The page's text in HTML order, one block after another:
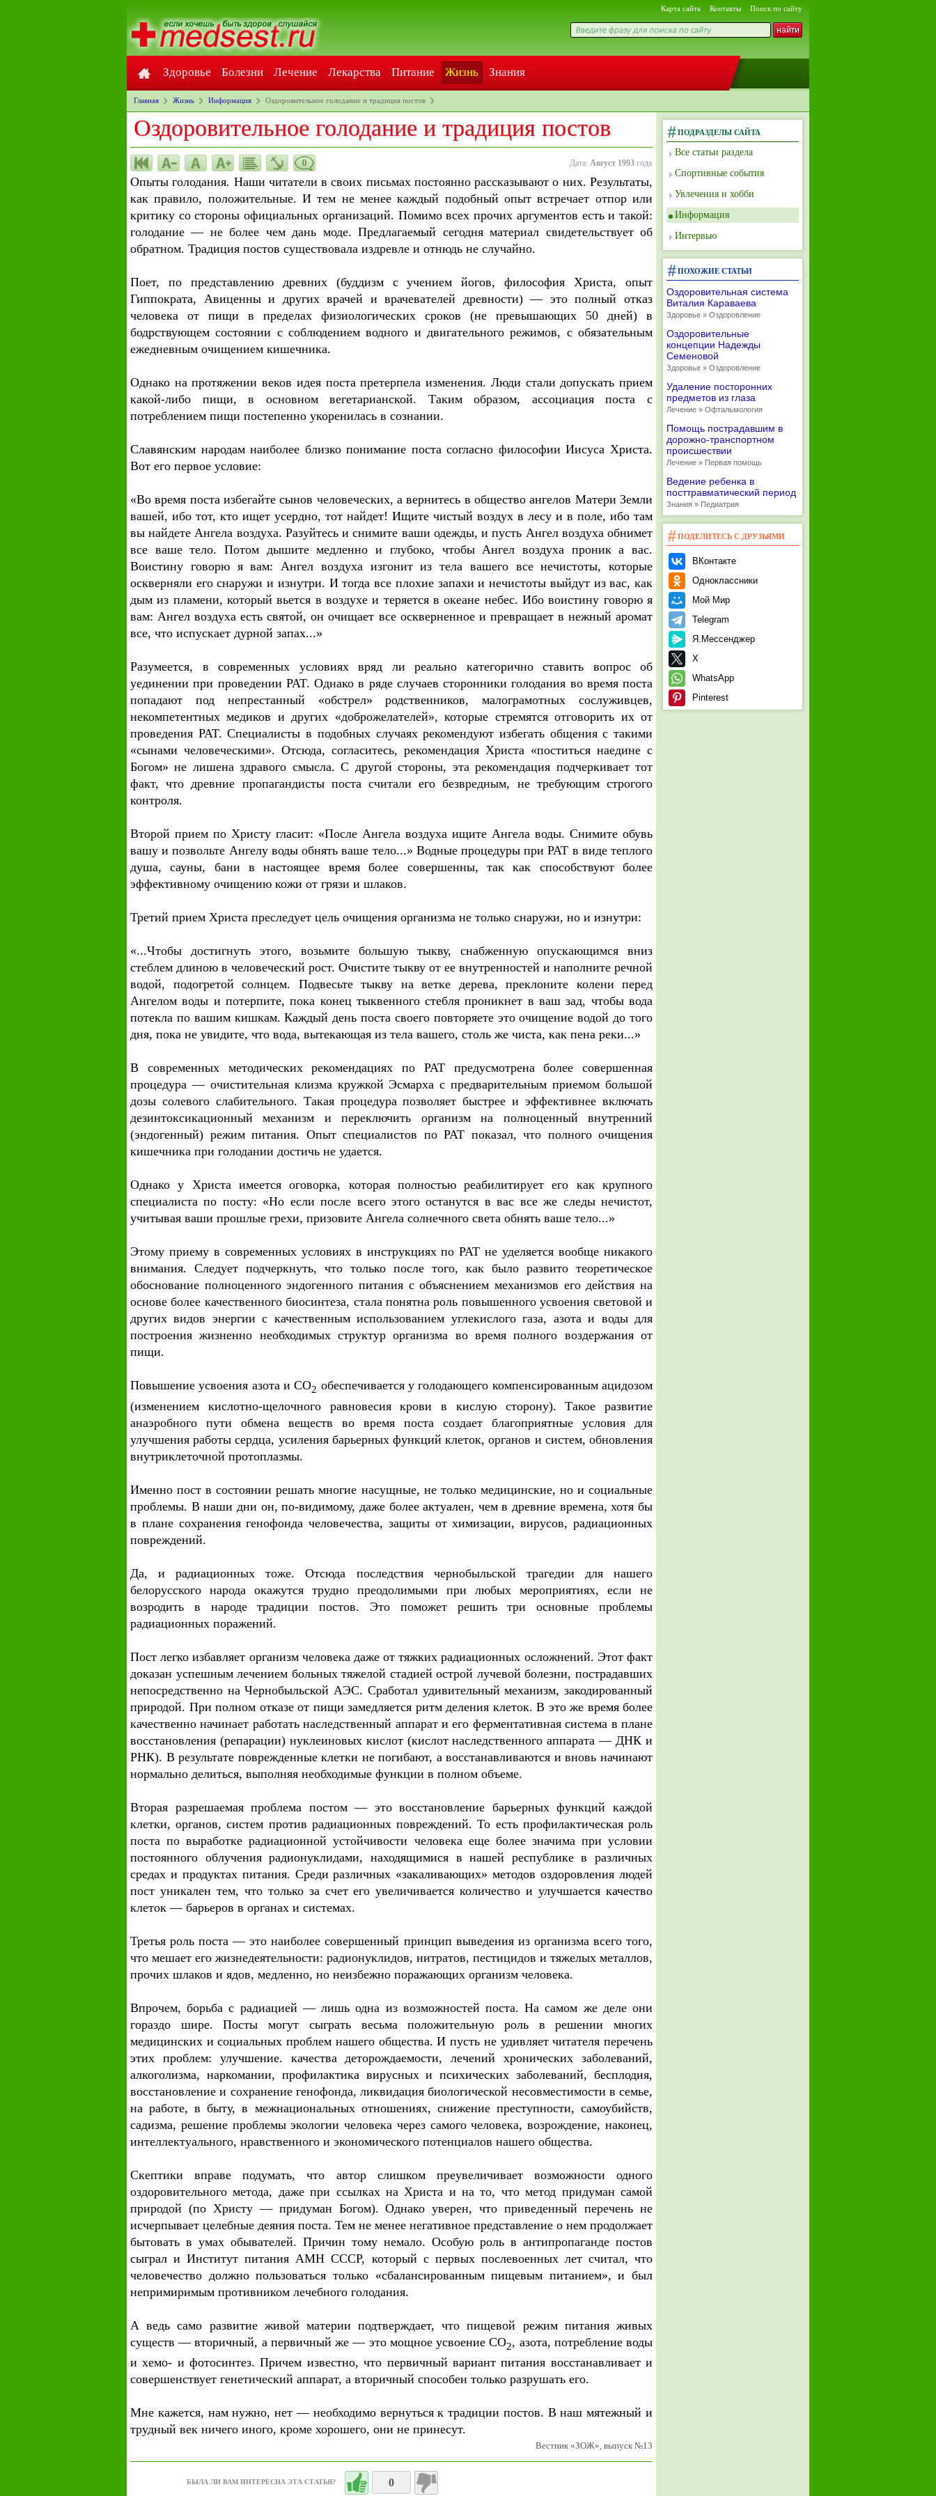
Карта сайта Контакты Поиск по сайту
Здоровье Болезни Лечение Лекарства Питание Жизнь Знания
Главная Жизнь Информация Оздоровительное голодание и традиция постов
Оздоровительное голодание и традиция постов
0 Дата: Август 1993 года
Опыты голодания. Наши читатели в своих письмах постоянно рассказывают о них. Результаты,
как правило, положительные. И тем не менее каждый подобный опыт встречает отпор или
критику со стороны официальных организаций. Помимо всех прочих аргументов есть и такой:
голодание — не более чем дань моде. Предлагаемый сегодня материал свидетельствует об
обратном. Традиция постов существовала издревле и отнюдь не случайно.
Поет, по представлению древних (буддизм с учением йогов, философия Христа, опыт
Гиппократа, Авиценны и других врачей и врачевателей древности) — это полный отказ
человека от пищи в пределах физиологических сроков (не превышающих 50 дней) в
бодрствующем состоянии с соблюдением водного и двигательного режимов, с обязательным
ежедневным очищением кишечника.
Однако на протяжении веков идея поста претерпела изменения. Люди стали допускать прием
какой-либо пищи, в основном вегетарианской. Таким образом, ассоциация поста с
потреблением пищи постепенно укоренилась в сознании.
Славянским народам наиболее близко понимание поста согласно философии Иисуса Христа.
Вот его первое условие:
«Во время поста избегайте сынов человеческих, а вернитесь в общество ангелов Матери Земли
вашей, ибо тот, кто ищет усердно, тот найдет! Ищите чистый воздух в лесу и в поле, ибо там
вы найдете Ангела воздуха. Разуйтесь и снимите ваши одежды, и пусть Ангел воздуха обнимет
все ваше тело. Потом дышите медленно и глубоко, чтобы Ангел воздуха проник а вас.
Воистину говорю я вам: Ангел воздуха изгонит из тела вашего все нечистоты, которые
оскверняли его снаружи и изнутри. И тогда все плохие запахи и нечистоты выйдут из вас, как
дым из пламени, который вьется в воздухе и теряется в океане небес. Ибо воистину говорю я
вам: Ангел воздуха есть святой, он очищает все оскверненное и превращает в нежный аромат
все, что испускает дурной запах...»
Разумеется, в современных условиях вряд ли реально категорично ставить вопрос об
уединении при проведении PAT. Однако в ряде случаев сторонники голодания во время поста
попадают под непрестанный «обстрел» родственников, малограмотных сослуживцев,
некомпетентных медиков и других «доброжелателей», которые стремятся отговорить их от
проведения PAT. Специалисты в подобных случаях рекомендуют избегать общения с такими
«сынами человеческими». Отсюда, согласитесь, рекомендация Христа «поститься наедине с
Богом» не лишена здравого смысла. С другой стороны, эта рекомендация подчеркивает тот
факт, что древние пропагандисты поста считали его безвредным, не требующим строгого
контроля.
Второй прием по Христу гласит: «После Ангела воздуха ищите Ангела воды. Снимите обувь
вашу и позвольте Ангелу воды обнять ваше тело...» Водные процедуры при PAT в виде теплого
душа, сауны, бани в настоящее время более совершенны, так как способствуют более
эффективному очищению кожи от грязи и шлаков.
Третий прием Христа преследует цель очищения организма не только снаружи, но и изнутри:
«...Чтобы достигнуть этого, возьмите большую тыкву, снабженную опускающимся вниз
стеблем длиною в человеческий рост. Очистите тыкву от ее внутренностей и наполните речной
водой, подогретой солнцем. Подвесьте тыкву на ветке дерева, преклоните колени перед
Ангелом воды и потерпите, пока конец тыквенного стебля проникнет в ваш зад, чтобы вода
потекла по вашим кишкам. Каждый день поста своего повторяете это очищение водой до того
дня, пока не увидите, что вода, вытекающая из тела вашего, столь же чиста, как пена реки...»
В современных методических рекомендациях по PAT предусмотрена более совершенная
процедура — очистительная клизма кружкой Эсмарха с предварительным приемом большой
дозы солевого слабительного. Такая процедура позволяет быстрее и эффективнее включать
дезинтоксикационный механизм и переключить организм на полноценный внутренний
(эндогенный) режим питания. Опыт специалистов по PAT показал, что полного очищения
кишечника при голодании достичь не удается.
Однако у Христа имеется оговорка, которая полностью реабилитирует его как крупного
специалиста по посту: «Но если после всего этого останутся в вас все же следы нечистот,
учитывая ваши прошлые грехи, призовите Ангела солнечного света обнять ваше тело...»
Этому приему в современных условиях в инструкциях по PAT не уделяется вообще никакого
внимания. Следует подчеркнуть, что только после того, как было развито теоретическое
обоснование полноценного эндогенного питания с объяснением механизмов его действия на
основе более качественного биосинтеза, стала понятна роль повышенного усвоения световой и
других видов энергии с качественным использованием углекислого газа, азота и воды для
построения жизненно необходимых структур организма во время полного воздержания от
пищи.
Повышение усвоения азота и CO2 обеспечивается у голодающего компенсированным ацидозом
(изменением кислотно-щелочного равновесия крови в кислую сторону). Такое развитие
анаэробного пути обмена веществ во время поста создает благоприятные условия для
улучшения работы сердца, усиления барьерных функций клеток, органов и систем, обновления
внутриклеточной протоплазмы.
Именно пост в состоянии решать многие насущные, не только медицинские, но и социальные
проблемы. В наши дни он, по-видимому, даже более актуален, чем в древние времена, хотя бы
в плане сохранения генофонда человечества, защиты от химизации, вирусов, радиационных
повреждений.
Да, и радиационных тоже. Отсюда последствия чернобыльской трагедии для нашего
белорусского народа окажутся трудно преодолимыми при любых мероприятиях, если не
возродить в народе традиции постов. Это поможет решить три основные проблемы
радиационных поражений.
Пост легко избавляет организм человека даже от тяжких радиационных осложнений. Этот факт
доказан успешным лечением больных тяжелой стадией острой лучевой болезни, пострадавших
непосредственно на Чернобыльской АЭС. Сработал удивительный механизм, закодированный
природой. При полном отказе от пищи замедляется ритм деления клеток. В это же время более
качественно начинает работать наследственный аппарат и его ферментативная система в плане
восстановления (репарации) нуклеиновых кислот (кислот наследственного аппарата — ДНК и
РНК). В результате поврежденные клетки не погибают, а восстанавливаются и вновь начинают
нормально делиться, выполняя необходимые функции в полном объеме.
Вторая разрешаемая проблема постом — это восстановление барьерных функций каждой
клетки, органов, систем против радиационных повреждений. То есть профилактическая роль
поста по выработке радиационной устойчивости человека еще более значима при условии
постоянного облучения радионуклидами, находящимися в нашей республике в различных
средах и продуктах питания. Среди различных «закаливающих» методов оздоровления людей
пост уникален тем, что только за счет его увеличивается количество и улучшается качество
клеток — барьеров в органах и системах.
Третья роль поста — это наиболее совершенный принцип выведения из организма всего того,
что мешает его жизнедеятельности: радионуклидов, нитратов, пестицидов и тяжелых металлов,
прочих шлаков и ядов, медленно, но неизбежно поражающих организм человека.
Впрочем, борьба с радиацией — лишь одна из возможностей поста. На самом же деле они
гораздо шире. Посты могут сыграть весьма положительную роль в решении многих
медицинских и социальных проблем нашего общества. И пусть не удивляет читателя перечень
этих проблем: улучшение. качества деторождаемости, лечений хронических заболеваний,
алкоголизма, наркомании, профилактика вирусных и психических заболеваний, бесплодия,
восстановление и сохранение генофонда, ликвидация биологической несовместимости в семье,
на работе, в быту, в межнациональных отношениях, снижение преступности, самоубийств,
садизма, решение проблемы экологии человека через самого человека, возрождение, наконец,
интеллектуального, нравственного и экономического потенциалов нашего общества.
Скептики вправе подумать, что автор слишком преувеличивает возможности одного
оздоровительного метода, даже при ссылках на Христа и на то, что метод придуман самой
природой (по Христу — придуман Богом). Однако уверен, что приведенный перечень не
исчерпывает целебные деяния поста. Тем не менее негативное представление о нем продолжает
бытовать в умах обывателей. Причин тому немало. Особую роль в антипропаганде постов
сыграл и Институт питания АМН СССР, который с первых послевоенных лет считал, что
человечество должно пользоваться только «сбалансированным пищевым питанием», и был
непримиримым противником лечебного голодания.
А ведь само развитие живой материи подтверждает, что пищевой режим питания живых
существ — вторичный, а первичный же — это мощное усвоение CO2, азота, потребление воды
и хемо- и фотосинтез. Причем известно, что первичный вариант питания восстанавливает и
совершенствует генетический аппарат, а вторичный способен только разрушать его.
Мне кажется, нам нужно, нет — необходимо вернуться к традиции постов. В наш мятежный и
трудный век ничего иного, кроме хорошего, они не принесут.
Вестник «ЗОЖ», выпуск №13
БЫЛА ЛИ ВАМ ИНТЕРЕСНА ЭТА СТАТЬЯ? 0
ПОДРАЗДЕЛЫ САЙТА
Все статьи раздела
Спортивные события
Увлечения и хобби
Информация
Интервью
ПОХОЖИЕ СТАТЬИ
Оздоровительная система
Виталия Караваева
Здоровье » Оздоровление
Оздоровительные
концепции Надежды
Семеновой
Здоровье » Оздоровление
Удаление посторонних
предметов из глаза
Лечение » Офтальмология
Помощь пострадавшим в
дорожно-транспортном
происшествии
Лечение » Первая помощь
Ведение ребенка в
посттравматический период
Знания » Педиатрия
ПОДЕЛИТЕСЬ С ДРУЗЬЯМИ
ВКонтакте
Одноклассники
Мой Мир
Telegram
Я.Мессенджер
X
WhatsApp
Pinterest